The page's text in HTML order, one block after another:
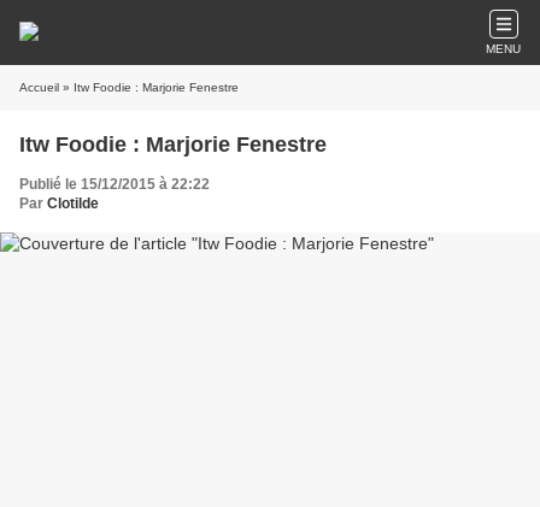
MENU
Accueil » Itw Foodie : Marjorie Fenestre
Itw Foodie : Marjorie Fenestre
Publié le 15/12/2015 à 22:22
Par Clotilde